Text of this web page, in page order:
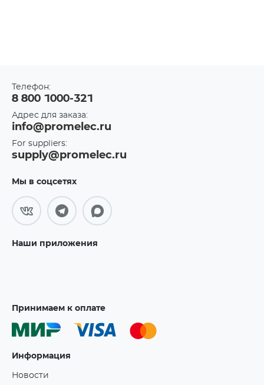
Телефон:
8 800 1000-321
Адрес для заказа:
info@promelec.ru
For suppliers:
supply@promelec.ru
Мы в соцсетях
Наши приложения
Принимаем к оплате
Информация
Новости